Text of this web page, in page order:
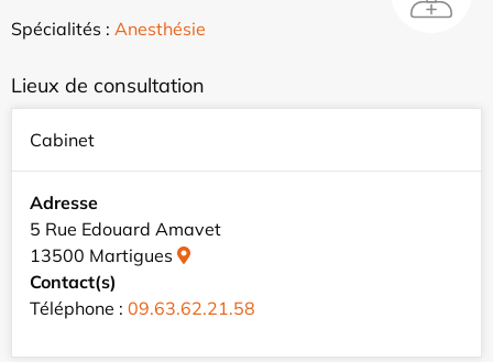
Spécialités : Anesthésie
Lieux de consultation
Cabinet
Adresse
5 Rue Edouard Amavet
13500 Martigues
Contact(s)
Téléphone : 09.63.62.21.58